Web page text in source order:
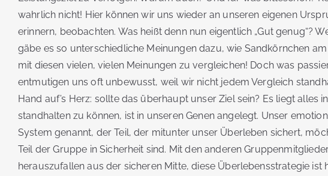
wahrlich nicht! Hier können wir uns wieder an unseren eigenen
erinnern, beobachten. Was heißt denn nun eigentlich „Gut genug“?
gäbe es so unterschiedliche Meinungen dazu, wie Sandkörnchen
mit diesen vielen, vielen Meinungen zu vergleichen! Doch was
entmutigen uns oft unbewusst, weil wir nicht jedem Vergleich
Hand auf’s Herz: sollte das überhaupt unser Ziel sein? Es liegt alles
standhalten zu können, ist in unseren Genen angelegt. Unser
System genannt, der Teil, der mitunter unser Überleben sichert,
Teil der Gruppe in Sicherheit sind. Mit den anderen
herauszufallen aus der sicheren Mitte, diese Überlebensstrategie ist